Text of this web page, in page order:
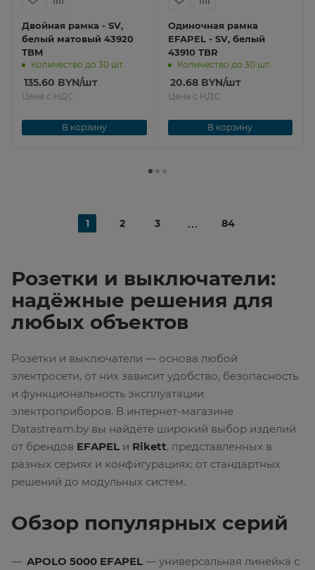
Двойная рамка - SV,
белый матовый 43920
TBM
Количество до 30 шт.
135.60 BYN/шт
Цена с НДС
В корзину
Одиночная рамка
EFAPEL - SV, белый
43910 TBR
Количество до 30 шт.
20.68BYN/шт
Цена с НДС
В корзину
1 2 3 84
Розетки и выключатели:
надёжные решения для
любых объектов
Розетки и выключатели — основа любой
электросети, от них зависит удобство, безопасность
и функциональность эксплуатации
электроприборов. В интернет-магазине
Datastream.by вы найдёте широкий выбор изделий
от брендов EFAPEL и Rikett, представленных в
разных сериях и конфигурациях: от стандартных
решений до модульных систем.
Обзор популярных серий
APOLO 5000 EFAPEL — универсальная линейка с